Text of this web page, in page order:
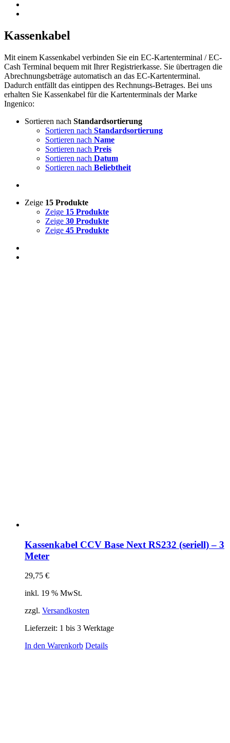
Kassenkabel
Mit einem Kassenkabel verbinden Sie ein EC-Kartenterminal / EC-
Cash Terminal bequem mit Ihrer Registrierkasse. Sie übertragen die
Abrechnungsbeträge automatisch an das EC-Kartenterminal.
Dadurch entfällt das eintippen des Rechnungs-Betrages. Bei uns
erhalten Sie Kassenkabel für die Kartenterminals der Marke
Ingenico:
Sortieren nach Standardsortierung
Sortieren nach Standardsortierung
Sortieren nach Name
Sortieren nach Preis
Sortieren nach Datum
Sortieren nach Beliebtheit
Zeige 15 Produkte
Zeige 15 Produkte
Zeige 30 Produkte
Zeige 45 Produkte
Kassenkabel CCV Base Next RS232 (seriell) – 3
Meter
29,75 €
inkl. 19 % MwSt.
zzgl. Versandkosten
Lieferzeit: 1 bis 3 Werktage
In den Warenkorb Details